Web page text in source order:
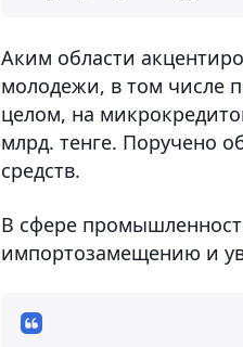
Аким области
молодежи, в том числе
целом, на
млрд. тенге. Поручено
средств.
В сфере
импортозамещению и